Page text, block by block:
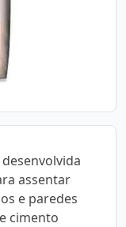
assentar
e paredes
cimento